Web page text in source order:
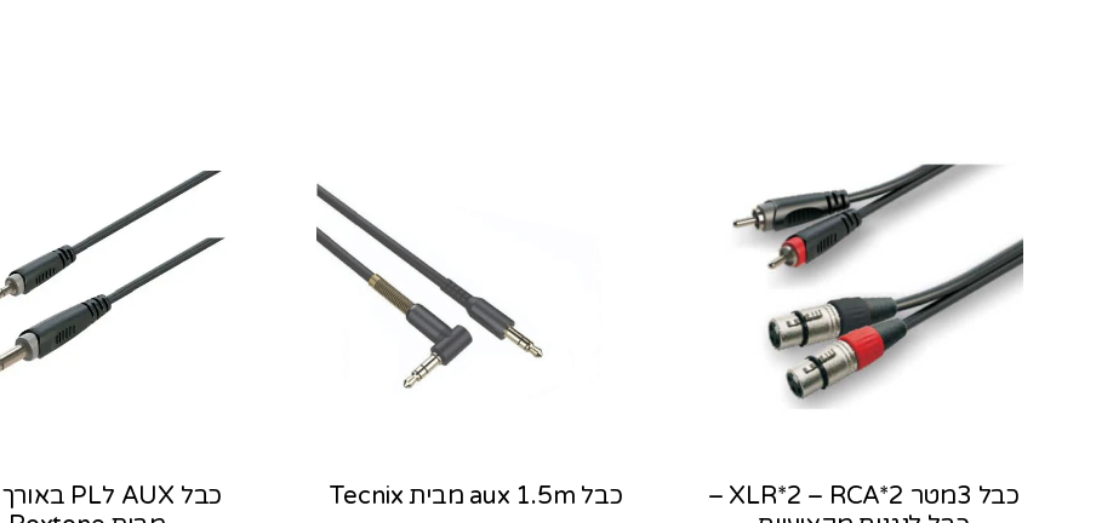
כבל 3מטר XLR*2 – RCA*2 –
כבל aux 1.5m מבית Tecnix